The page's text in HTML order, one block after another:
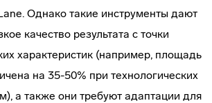
Однако такие инструменты дают
качество результата с точки
характеристик (например, площадь
на 35-50% при технологических
а также они требуют адаптации для